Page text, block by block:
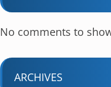
No comments to
ARCHIVES